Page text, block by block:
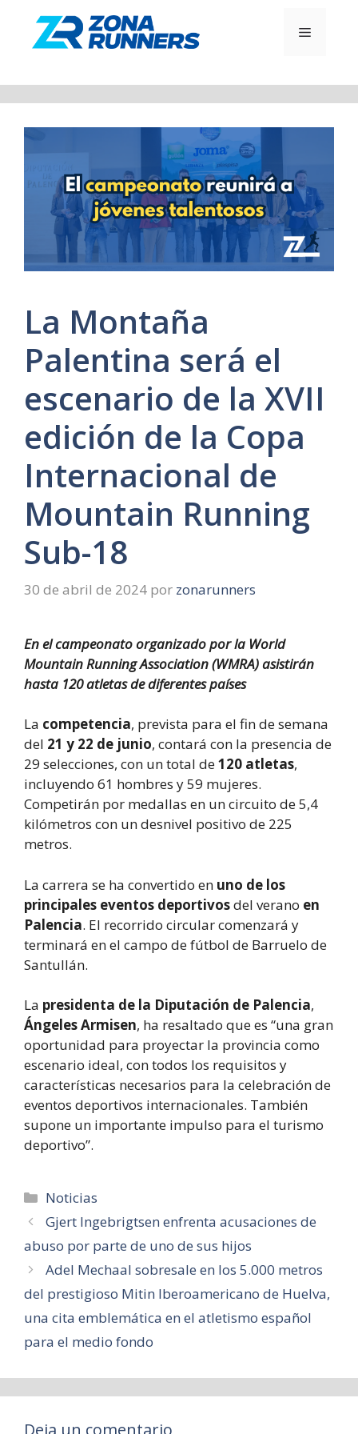
contenido
MENÚ
La Montaña
Palentina será el
escenario de la XVII
edición de la Copa
Internacional de
Mountain Running
Sub-18
30 de abril de 2024 por zonarunners
En el campeonato organizado por la World
Mountain Running Association (WMRA) asistirán
hasta 120 atletas de diferentes países
La competencia, prevista para el fin de semana
del 21 y 22 de junio, contará con la presencia de
29 selecciones, con un total de120 atletas,
incluyendo 61 hombres y 59 mujeres.
Competirán por medallas en un circuito de 5,4
kilómetros con un desnivel positivo de 225
metros.
La carrera se ha convertido en uno de los
principales eventos deportivosdel verano en
Palencia. El recorrido circular comenzará y
terminará en el campo de fútbol de Barruelo de
Santullán.
La presidenta de la Diputación de Palencia,
Ángeles Armisen, ha resaltado que es “una gran
oportunidad para proyectar la provincia como
escenario ideal, con todos los requisitos y
características necesarios para la celebración de
eventos deportivos internacionales. También
supone un importante impulso para el turismo
deportivo”.
Categorías
Noticias
Gjert Ingebrigtsen enfrenta acusaciones de
abuso por parte de uno de sus hijos
Adel Mechaal sobresale en los 5.000 metros
del prestigioso Mitin Iberoamericano de Huelva,
una cita emblemática en el atletismo español
para el medio fondo